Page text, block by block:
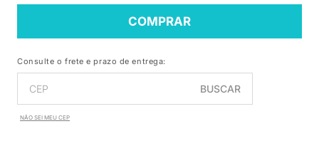
COMPRAR
Consulte o frete e prazo de entrega:
BUSCAR
NÃO SEI MEU CEP